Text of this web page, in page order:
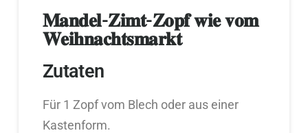
𝐌𝐚𝐧𝐝𝐞𝐥-𝐙𝐢𝐦𝐭-𝐙𝐨𝐩𝐟 𝐰𝐢𝐞 𝐯𝐨𝐦
𝐖𝐞𝐢𝐡𝐧𝐚𝐜𝐡𝐭𝐬𝐦𝐚𝐫𝐤𝐭
Zutaten
Für 1 Zopf vom Blech oder aus einer
Kastenform.